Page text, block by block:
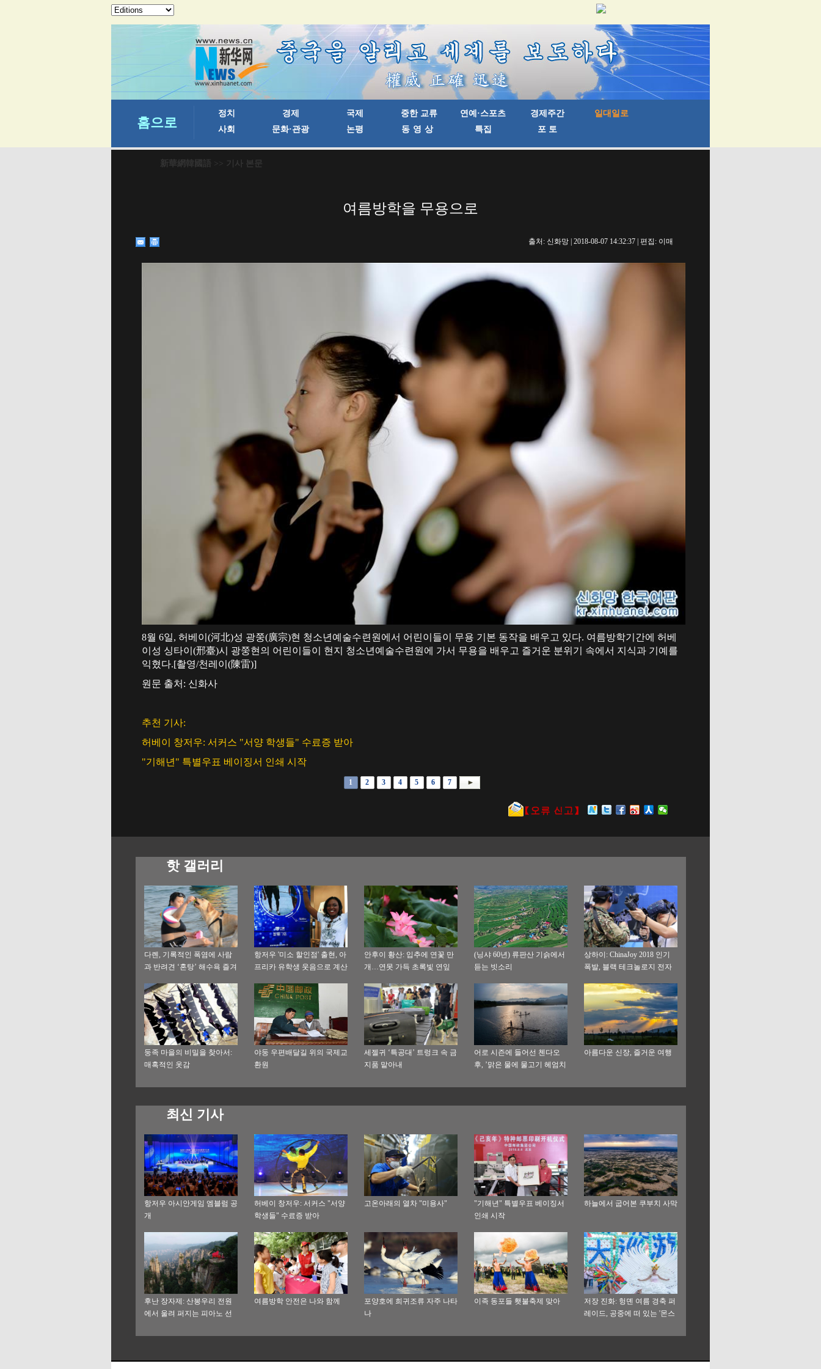
新華網韓國語 >> 기사 본문
여름방학을 무용으로
출처: 신화망 | 2018-08-07 14:32:37 | 편집: 이매
8월 6일, 허베이(河北)성 광쭝(廣宗)현 청소년예술수련원에서 어린이들이 무용 기본 동작을 배우고 있다. 여름방학기간에 허베
이성 싱타이(邢臺)시 광쭝현의 어린이들이 현지 청소년예술수련원에 가서 무용을 배우고 즐거운 분위기 속에서 지식과 기예를
익혔다.[촬영/천레이(陳雷)]
원문 출처: 신화사
추천 기사:
허베이 창저우: 서커스 "서양 학생들" 수료증 받아
"기해년" 특별우표 베이징서 인쇄 시작
1 2 3 4 5 6 7
핫 갤러리
다롄, 기록적인 폭염에 사람
과 반려견 ‘혼탕’ 해수욕 즐겨
항저우 '미소 할인점' 출현, 아
프리카 유학생 웃음으로 계산
안후이 황산: 입추에 연꽃 만
개…연못 가득 초록빛 연잎
(닝샤 60년) 류판산 기슭에서
듣는 빗소리
상하이: ChinaJoy 2018 인기
폭발, 블랙 테크놀로지 전자
둥족 마을의 비밀을 찾아서:
매혹적인 옷감
야둥 우편배달길 위의 국제교
환원
세젤귀 ‘특공대’ 트렁크 속 금
지품 맡아내
어로 시즌에 들어선 첸다오
후, ’맑은 물에 물고기 헤엄치
아름다운 신장, 즐거운 여행
최신 기사
항저우 아시안게임 엠블럼 공
개
허베이 창저우: 서커스 "서양
학생들" 수료증 받아
고온아래의 열차 "미용사"
"기해년" 특별우표 베이징서
인쇄 시작
하늘에서 굽어본 쿠부치 사막
후난 장자제: 산봉우리 전원
에서 울려 퍼지는 피아노 선
여름방학 안전은 나와 함께
포양호에 희귀조류 자주 나타
나
이족 동포들 횃불축제 맞아
저장 진화: 헝뎬 여름 경축 퍼
레이드, 공중에 떠 있는 '몬스